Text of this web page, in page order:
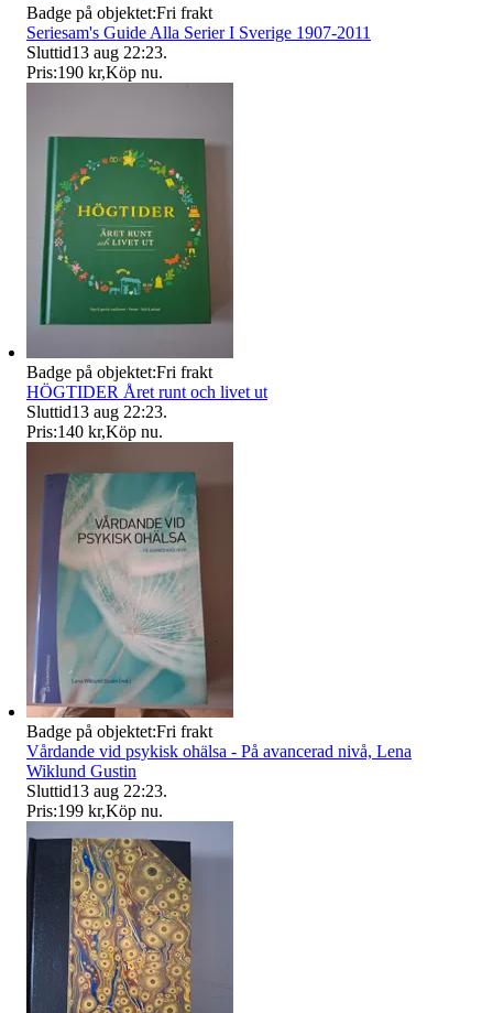
Badge på objektet:Fri frakt
Seriesam's Guide Alla Serier I Sverige 1907-2011
Sluttid13 aug 22:23.
Pris:190 kr,Köp nu.
Badge på objektet:Fri frakt
HÖGTIDER Året runt och livet ut
Sluttid13 aug 22:23.
Pris:140 kr,Köp nu.
Badge på objektet:Fri frakt
Vårdande vid psykisk ohälsa - På avancerad nivå, Lena
Wiklund Gustin
Sluttid13 aug 22:23.
Pris:199 kr,Köp nu.